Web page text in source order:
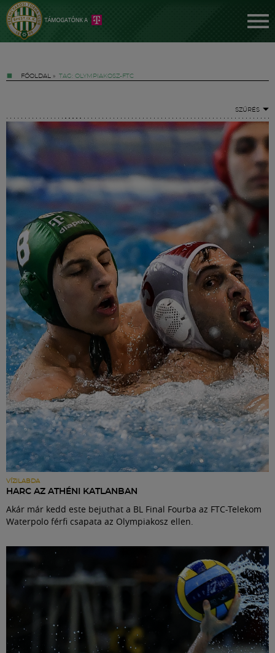
FŐOLDAL » TAG: OLYMPIAKOSZ-FTC
SZŰRÉS
VÍZILABDA
HARC AZ ATHÉNI KATLANBAN
Akár már kedd este bejuthat a BL Final Fourba az FTC-Telekom
Waterpolo férfi csapata az Olympiakosz ellen.
Jegyek
FM YouTube +
Hírek
Labdarúgás
Szakosztályok
Meccscenter
Klub
Szolgáltatások
Shop
Közösség
Múzeum
English